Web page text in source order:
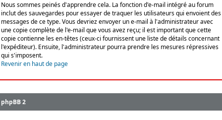
Nous sommes peinés d'apprendre cela. La fonction d'e-mail intégré au forum
inclut des sauvegardes pour essayer de traquer les utilisateurs qui envoient des
messages de ce type. Vous devriez envoyer un e-mail à l'administrateur avec
une copie complète de l'e-mail que vous avez reçu; il est important que cette
copie contienne les en-têtes (ceux-ci fournissent une liste de détails concernant
l'expéditeur). Ensuite, l'administrateur pourra prendre les mesures répressives
qui s'imposent.
Revenir en haut de page
phpBB 2